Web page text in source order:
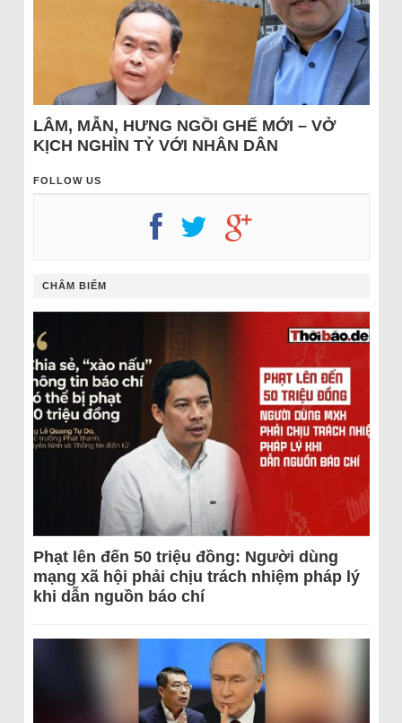
LÂM, MẪN, HƯNG NGỒI GHẾ MỚI – VỞ
KỊCH NGHÌN TỶ VỚI NHÂN DÂN
FOLLOW US
CHÂM BIẾM
Phạt lên đến 50 triệu đồng: Người dùng
mạng xã hội phải chịu trách nhiệm pháp lý
khi dẫn nguồn báo chí